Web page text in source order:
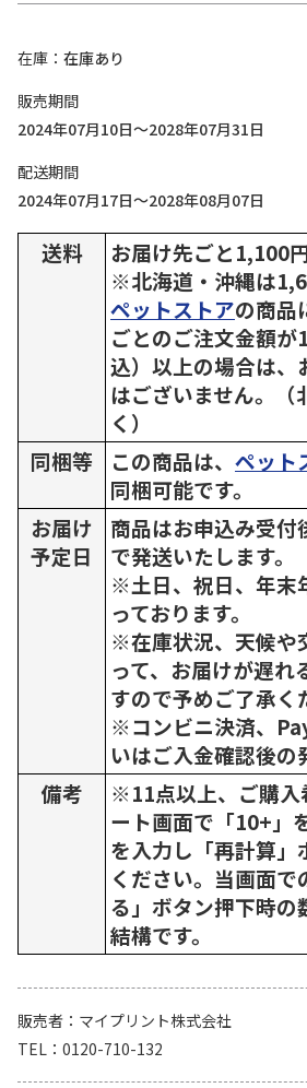
在庫
在庫あり
販売期間
2024年07月10日～2028年07月31日
配送期間
2024年07月17日～2028年08月07日
送料
お届け先ごと1,100円
※北海道・沖縄は
ペットストアの商品
ごとのご注文金額
込）以上の場合は、
はございません。（
く）
同梱等
この商品は、 ペット
同梱可能です。
お届け
予定日
商品はお申込み受付
で発送いたします。
※土日、祝日、年末
っております。
※在庫状況、天候や
って、お届けが遅れ
すので予めご了承く
※コンビニ決済、
いはご入金確認後の
備考
※11点以上、ご購入
ート画面で「10+」
を入力し「再計算」
ください。当画面
る」ボタン押下時の
結構です。
販売者
マイプリント株式会社
TEL
0120-710-132